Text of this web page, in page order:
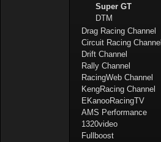
Super GT
DTM
Drag Racing Channel
Circuit Racing Channel
Drift Channel
Rally Channel
RacingWeb Channel
KengRacing Channel
EKanooRacingTV
AMS Performance
1320video
Fullboost